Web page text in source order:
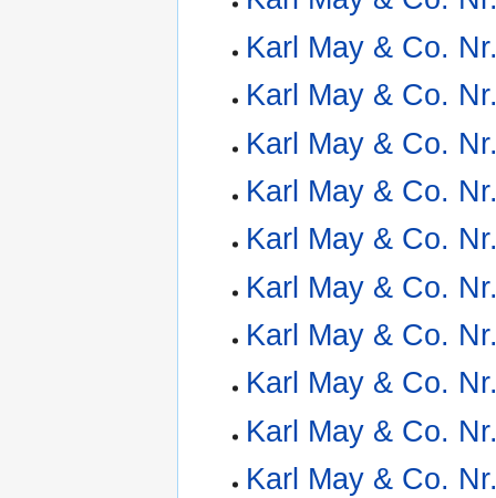
Karl May & Co.
Karl May & Co.
Karl May & Co.
Karl May & Co.
Karl May & Co.
Karl May & Co.
Karl May & Co.
Karl May & Co.
Karl May & Co.
Karl May & Co.